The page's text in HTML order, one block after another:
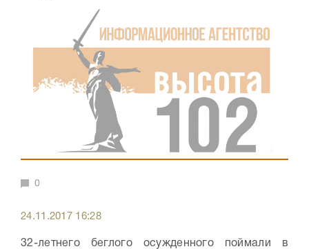
0
24.11.2017 16:28
32-летнего беглого осужденного поймали в